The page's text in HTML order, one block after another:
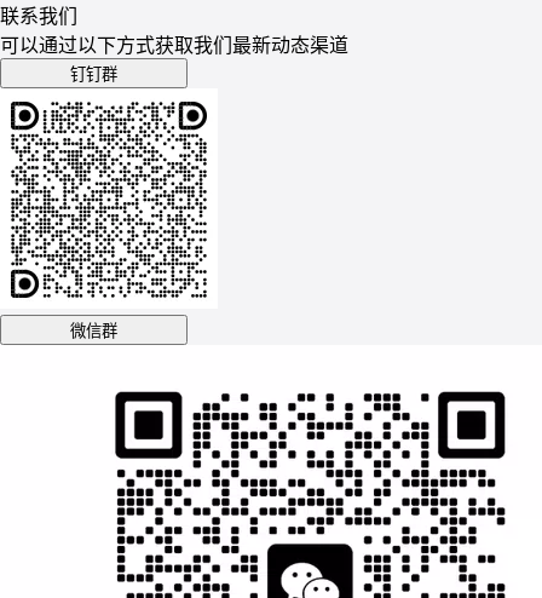
联系我们
可以通过以下方式获取我们最新动态渠道
钉钉群
微信群